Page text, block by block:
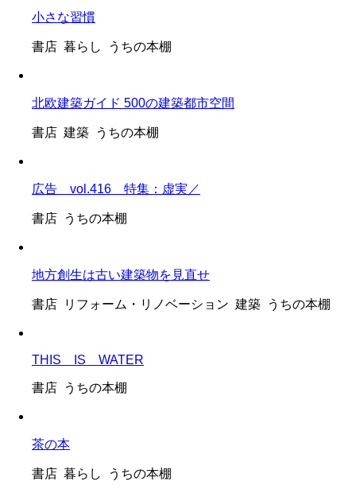
小さな習慣
書店 暮らし うちの本棚
北欧建築ガイド 500の建築都市空間
書店 建築 うちの本棚
広告 vol.416 特集：虚実／
書店 うちの本棚
地方創生は古い建築物を見直せ
書店 リフォーム・リノベーション 建築 うちの本棚
THIS IS WATER
書店 うちの本棚
茶の本
書店 暮らし うちの本棚